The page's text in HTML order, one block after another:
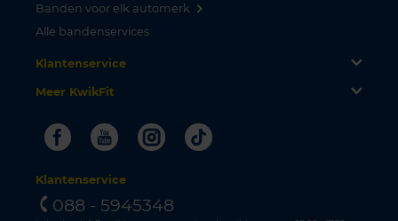
Banden voor elk automerk
Alle bandenservices
Klantenservice
Meer KwikFit
FacebookYoutubeInstagram
Tiktok
Klantenservice
088 - 5945348